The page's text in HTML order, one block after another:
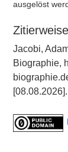
ausgelöst
Zitierweise
Jacobi,
Biographie,
[08.08.2026].